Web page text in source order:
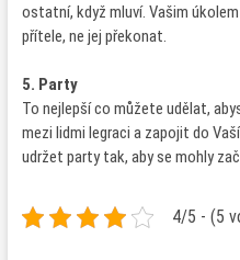
ostatní, když mluví. Vašim
přítele, ne jej překonat.
5. Party
To nejlepší co můžete udělat,
mezi lidmi legraci a zapojit do
udržet party tak, aby se mohly
4/5 - (5